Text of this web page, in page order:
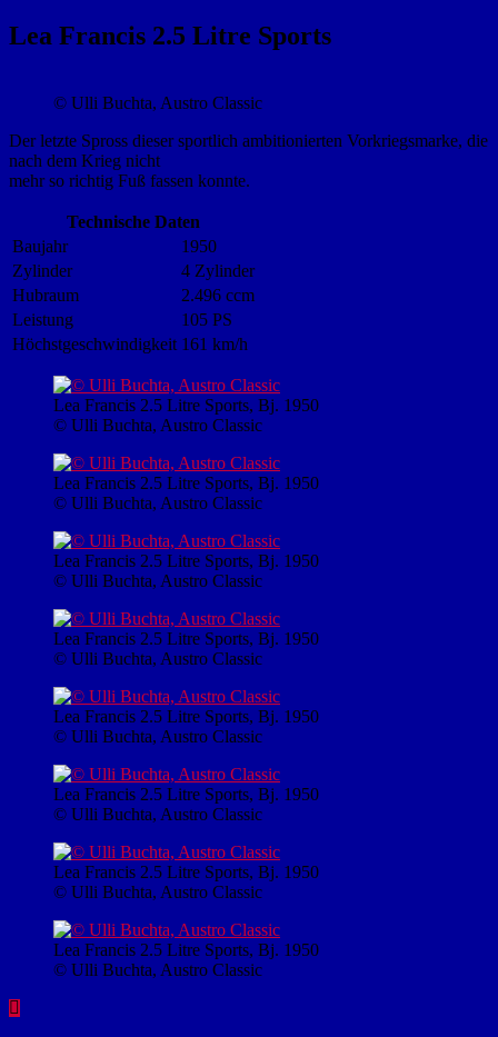
Lea Francis 2.5 Litre Sports
© Ulli Buchta, Austro Classic
Der letzte Spross dieser sportlich ambitionierten Vorkriegsmarke, die
nach dem Krieg nicht
mehr so richtig Fuß fassen konnte.
Technische Daten
Baujahr
1950
Zylinder
4 Zylinder
Hubraum
2.496 ccm
Leistung
105 PS
Höchstgeschwindigkeit 161 km/h
Lea Francis 2.5 Litre Sports, Bj. 1950
© Ulli Buchta, Austro Classic
Lea Francis 2.5 Litre Sports, Bj. 1950
© Ulli Buchta, Austro Classic
Lea Francis 2.5 Litre Sports, Bj. 1950
© Ulli Buchta, Austro Classic
Lea Francis 2.5 Litre Sports, Bj. 1950
© Ulli Buchta, Austro Classic
Lea Francis 2.5 Litre Sports, Bj. 1950
© Ulli Buchta, Austro Classic
Lea Francis 2.5 Litre Sports, Bj. 1950
© Ulli Buchta, Austro Classic
Lea Francis 2.5 Litre Sports, Bj. 1950
© Ulli Buchta, Austro Classic
Lea Francis 2.5 Litre Sports, Bj. 1950
© Ulli Buchta, Austro Classic